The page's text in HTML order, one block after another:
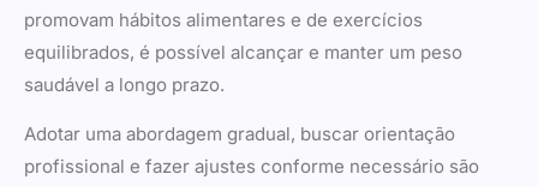
promovam hábitos alimentares e de exercícios
equilibrados, é possível alcançar e manter um peso
saudável a longo prazo.
Adotar uma abordagem gradual, buscar orientação
profissional e fazer ajustes conforme necessário são